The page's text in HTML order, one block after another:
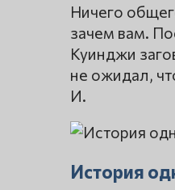
Ничего
зачем вам.
Куинджи
не ожидал,
И.
История